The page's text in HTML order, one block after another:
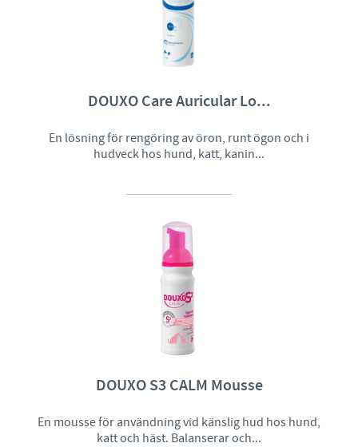
DOUXO Care Auricular Lo...
En lösning för rengöring av öron, runt ögon och i
hudveck hos hund, katt, kanin...
DOUXO S3 CALM Mousse
En mousse för användning vid känslig hud hos hund,
katt och häst. Balanserar och...